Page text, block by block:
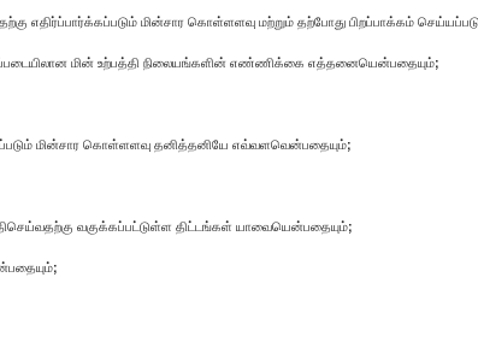
எதிர்ப்பார்க்கப்படும் மின்சார கொள்ளளவு மற்றும் தற்போது பிறப்பாக்கம்
மின் உற்பத்தி நிலையங்களின் எண்ணிக்கை எத்தனையென்பதையும்;
மின்சார கொள்ளளவு தனித்தனியே எவ்வளவென்பதையும்;
வகுக்கப்பட்டுள்ள திட்டங்கள் யாவையென்பதையும்;